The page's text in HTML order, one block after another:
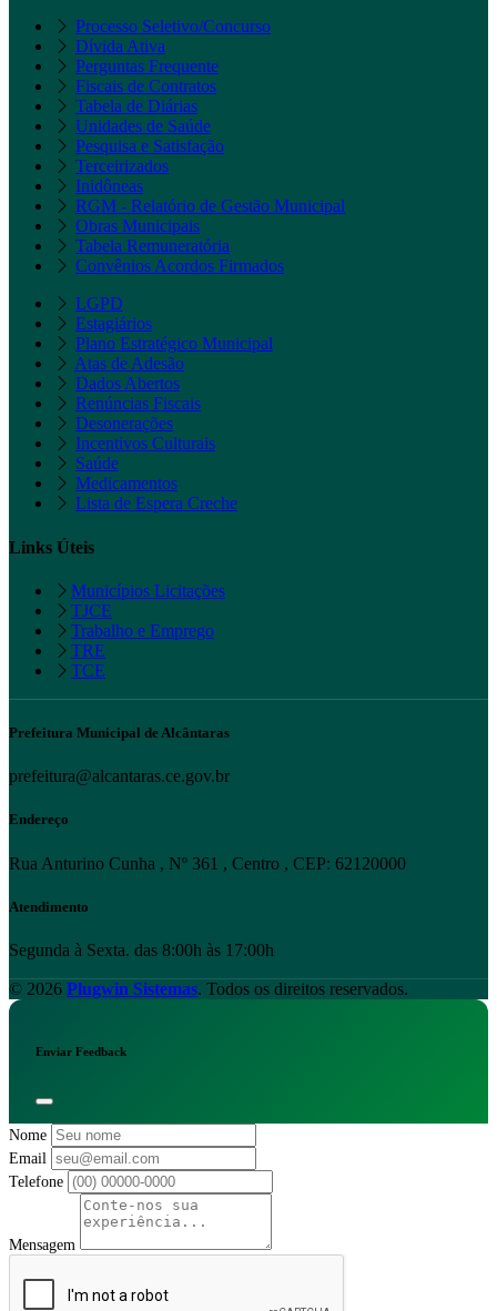
Processo Seletivo/Concurso
Dívida Ativa
Perguntas Frequente
Fiscais de Contratos
Tabela de Diárias
Unidades de Saúde
Pesquisa e Satisfação
Terceirizados
Inidôneas
RGM - Relatório de Gestão Municipal
Obras Municipais
Tabela Remuneratória
Convênios Acordos Firmados
LGPD
Estagiários
Plano Estratégico Municipal
Atas de Adesão
Dados Abertos
Renúncias Fiscais
Desonerações
Incentivos Culturais
Saúde
Medicamentos
Lista de Espera Creche
Links Úteis
Municípios Licitações
TJCE
Trabalho e Emprego
TRE
TCE
Prefeitura Municipal de Alcântaras
prefeitura@alcantaras.ce.gov.br
Endereço
Rua Anturino Cunha , Nº 361 , Centro , CEP: 62120000
Atendimento
Segunda à Sexta. das 8:00h às 17:00h
© 2026 Plugwin Sistemas. Todos os direitos reservados.
Enviar Feedback
Nome
Email
Telefone
Mensagem